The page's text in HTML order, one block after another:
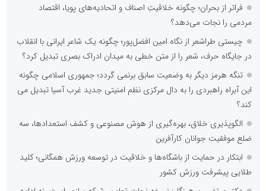
فراتر از بحران؛ چگونه خلاقیتِ اصناف و اتحادیه‌های پویا، اقتصاد
مردمی را نجات می‌دهد؟
چیستی طراشعر از نگاه امین افضل‌پور؛ چگونه یک شاعر ایرانی با انقلاب
در جایگاه حرف، شعر را از متن خطی به میدان ادراک بصری تبدیل کرد؟
تنگه هرمز دیگر به وضعیت سابق برنمی گردد؛ جمهوری اسلامی چگونه
این آبراه راهبردی را به دال مرکزی نظم امنیتی جدید غرب آسیا تبدیل می
کند؟
الگوپذیری خلاق، بهره‌گیری از هوش مصنوعی و کشف استعدادها، سه
ضلع موفقیت جوانان کارآفرین
ابتکار در حمایت از باشگاه‌ها و خلاقیت در توسعه ورزش همگانی؛ کلید
طلایی پیشرفت ورزش کشور